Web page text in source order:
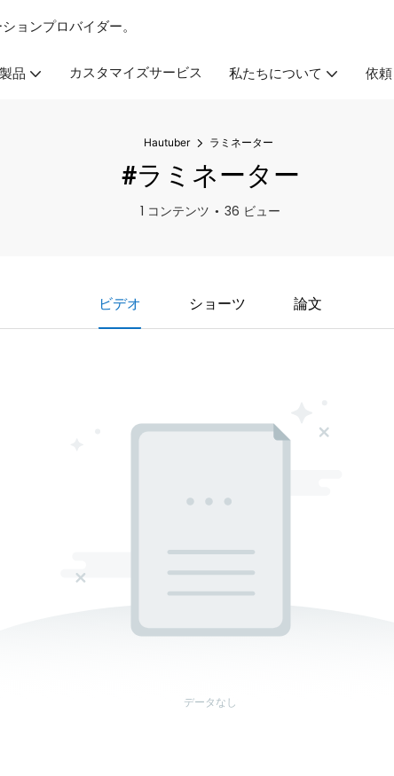
ョンプロバイダー。
製品 カスタマイズサービス 私たちについて 依頼
Hautuber ラミネーター
#ラミネーター
1 コンテンツ 36 ビュー
ビデオ ショーツ 論文
データなし